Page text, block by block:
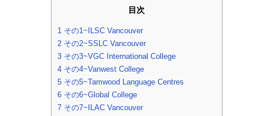
目次
1 その1~ILSC Vancouver
2 その2~SSLC Vancouver
3 その3~VGC International College
4 その4~Vanwest College
5 その5~Tamwood Language Centres
6 その6~Global College
7 その7~ILAC Vancouver